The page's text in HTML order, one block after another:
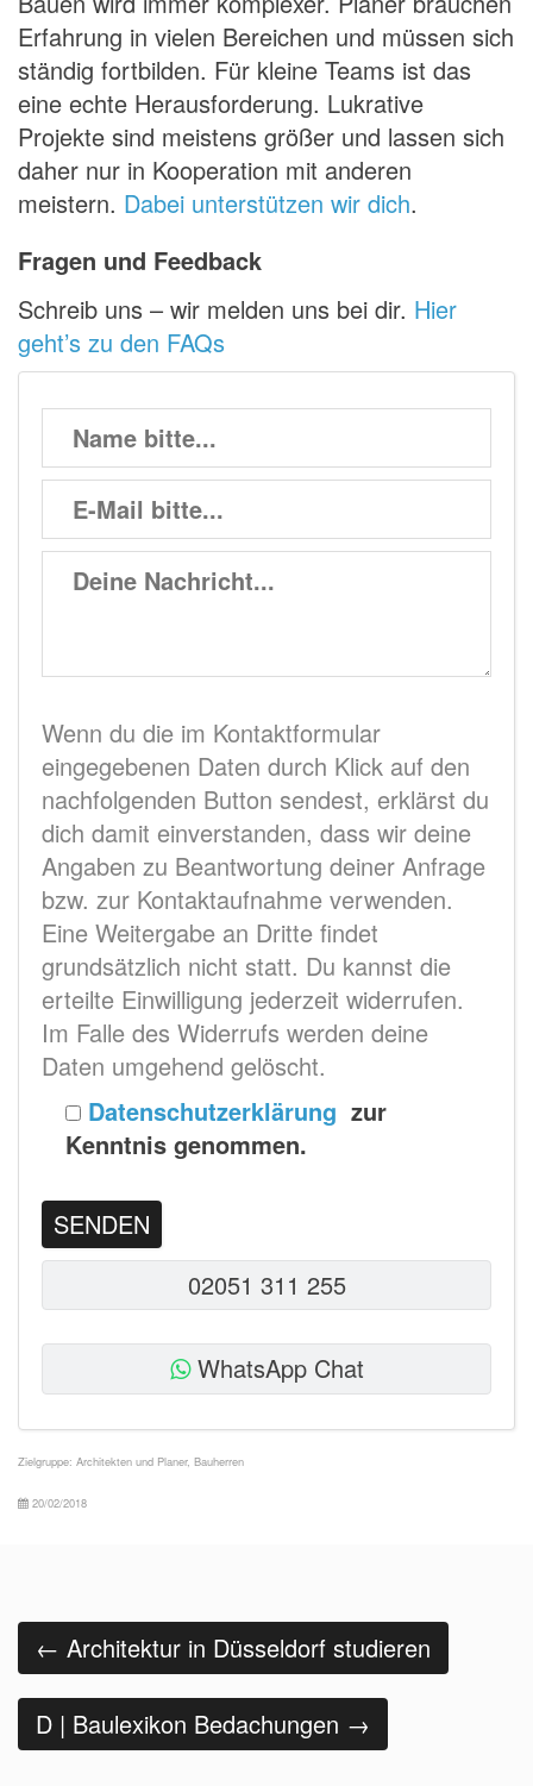
Erfahrung in vielen Bereichen und müssen sich
ständig fortbilden. Für kleine Teams ist das
eine echte Herausforderung. Lukrative
Projekte sind meistens größer und lassen sich
daher nur in Kooperation mit anderen
meistern. Dabei unterstützen wir dich.
Fragen und Feedback
Schreib uns – wir melden uns bei dir. Hier
geht’s zu den FAQs
Wenn du die im Kontaktformular
eingegebenen Daten durch Klick auf den
nachfolgenden Button sendest, erklärst du
dich damit einverstanden, dass wir deine
Angaben zu Beantwortung deiner Anfrage
bzw. zur Kontaktaufnahme verwenden.
Eine Weitergabe an Dritte findet
grundsätzlich nicht statt. Du kannst die
erteilte Einwilligung jederzeit widerrufen.
Im Falle des Widerrufs werden deine
Daten umgehend gelöscht.
Datenschutzerklärung zur
Kenntnis genommen.
02051 311 255
WhatsApp Chat
Zielgruppe: Architekten und Planer, Bauherren
20/02/2018
Navigation
← Architektur in Düsseldorf studieren
D | Baulexikon Bedachungen →